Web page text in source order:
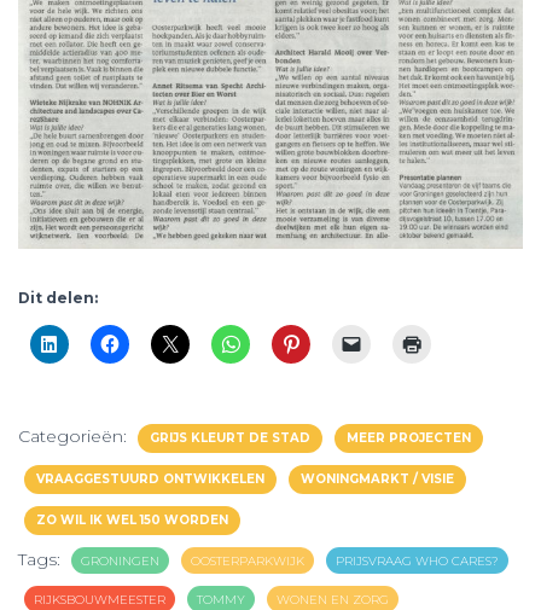
Dit delen:
Categorieën: GRIJS KLEURT DE STAD MEER PROJECTEN
VRAAGGESTUURD ONTWIKKELEN WONINGMARKT / VISIE
ZO WIL IK WEL 150 WORDEN
Tags: GRONINGEN OOSTERPARKWIJK PRIJSVRAAG WHO CARES?
RIJKSBOUWMEESTER TOMMY WONEN EN ZORG